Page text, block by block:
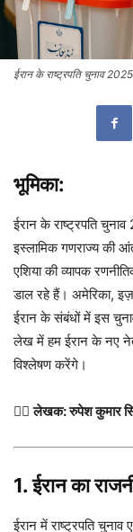
ईरान के राष्ट्रपति चुनाव 2025
भूमिका:
ईरान के राष्ट्रपति
इस्लामिक गणराज्य की
एशिया की व्यापक
डाल रहे हैं। अमेरिका,
ईरान के संबंधों में इस
लेख में हम ईरान के नए
विश्लेषण करेंगे।
✍🏻लेखक: रुपेश कुमार
1. ईरान का
ईरान में राष्ट्रपति चुनाव